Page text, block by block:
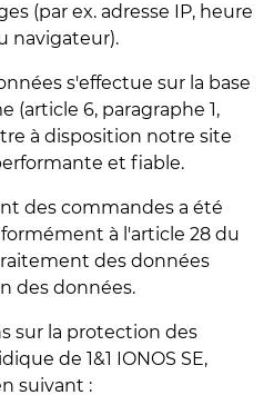
(par ex. adresse IP, heure
navigateur).
s'effectue sur la base
6, paragraphe 1,
à disposition notre site
et fiable.
des commandes a été
à l'article 28 du
des données
des données.
sur la protection des
de 1&1 IONOS SE,
suivant :